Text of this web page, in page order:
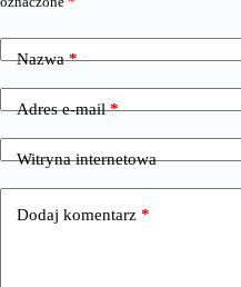
Nazwa*
Adres e-mail*
Witryna internetowa
Dodaj komentarz *